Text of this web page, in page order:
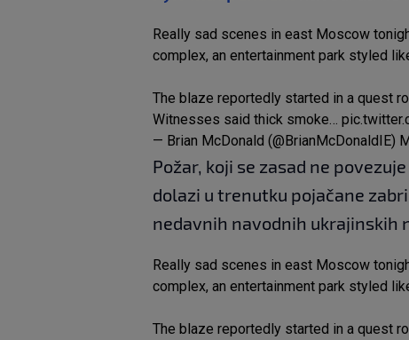
Really sad scenes in east Moscow
complex, an entertainment park styled
The blaze reportedly started in a quest
Witnesses said thick smoke…
— Brian McDonald (@BrianMcDonaldIE)
Požar, koji se zasad ne
dolazi u trenutku pojačane
nedavnih navodnih ukrajinskih
Really sad scenes in east Moscow
complex, an entertainment park styled
The blaze reportedly started in a quest